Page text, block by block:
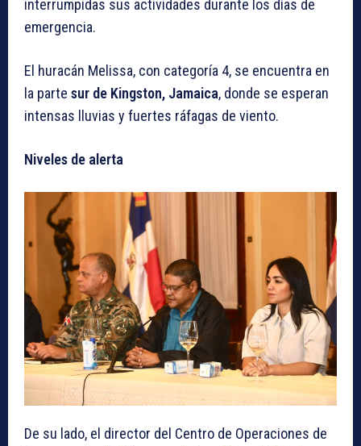
interrumpidas sus actividades durante los días de
emergencia.
El huracán Melissa, con categoría 4, se encuentra en
la parte sur de Kingston, Jamaica, donde se esperan
intensas lluvias y fuertes ráfagas de viento.
Niveles de alerta
De su lado, el director del Centro de Operaciones de